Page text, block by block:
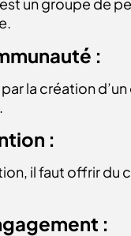
un groupe de
:
la création
:
il faut offrir du
: